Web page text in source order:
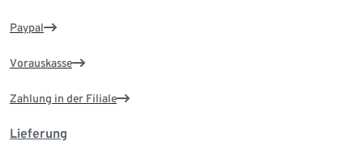
Paypal
Vorauskasse
Zahlung in der Filiale
Lieferung